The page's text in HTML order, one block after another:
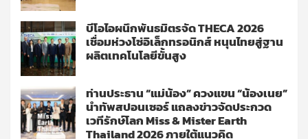
บีโอไอผนึกพันธมิตรจัด THECA 2026
เชื่อมห่วงโซ่อิเล็กทรอนิกส์ หนุนไทยสู่ฐาน
ผลิตเทคโนโลยีขั้นสูง
ท่านประธาน “แม่น้อง” ควงแขน “น้องเนย”
นำทัพสปอนเซอร์ แถลงข่าวจัดประกวด
เวทีรักษ์โลก Miss & Mister Earth
Thailand 2026 ภายใต้แนวคิด